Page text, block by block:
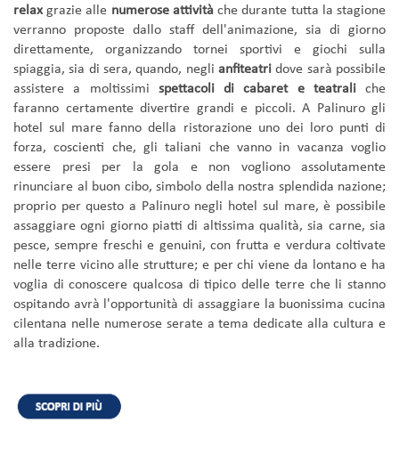
relaxgrazie alle numerose attivitàche durante tutta la stagione
verranno proposte dallo staff dell'animazione, sia di giorno
direttamente, organizzando tornei sportivi e giochi sulla
spiaggia, sia di sera, quando, negli anfiteatridove sarà possibile
assistere a moltissimi spettacoli di cabaret e teatraliche
faranno certamente divertire grandi e piccoli. A Palinuro gli
hotel sul mare fanno della ristorazione uno dei loro punti di
forza, coscienti che, gli taliani che vanno in vacanza voglio
essere presi per la gola e non vogliono assolutamente
rinunciare al buon cibo, simbolo della nostra splendida nazione;
proprio per questo a Palinuro negli hotel sul mare, è possibile
assaggiare ogni giorno piatti di altissima qualità, sia carne, sia
pesce, sempre freschi e genuini, con frutta e verdura coltivate
nelle terre vicino alle strutture; e per chi viene da lontano e ha
voglia di conoscere qualcosa di tipico delle terre che li stanno
ospitando avrà l'opportunità di assaggiare la buonissima cucina
cilentana nelle numerose serate a tema dedicate alla cultura e
alla tradizione.